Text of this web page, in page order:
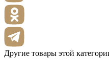
Другие товары этой